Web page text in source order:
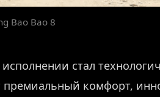
Bao Bao 8
стал
комфорт,